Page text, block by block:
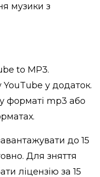
музики з
to MP3.
YouTube у додаток.
форматі mp3 або
до 15
Для зняття
ліцензію за 15